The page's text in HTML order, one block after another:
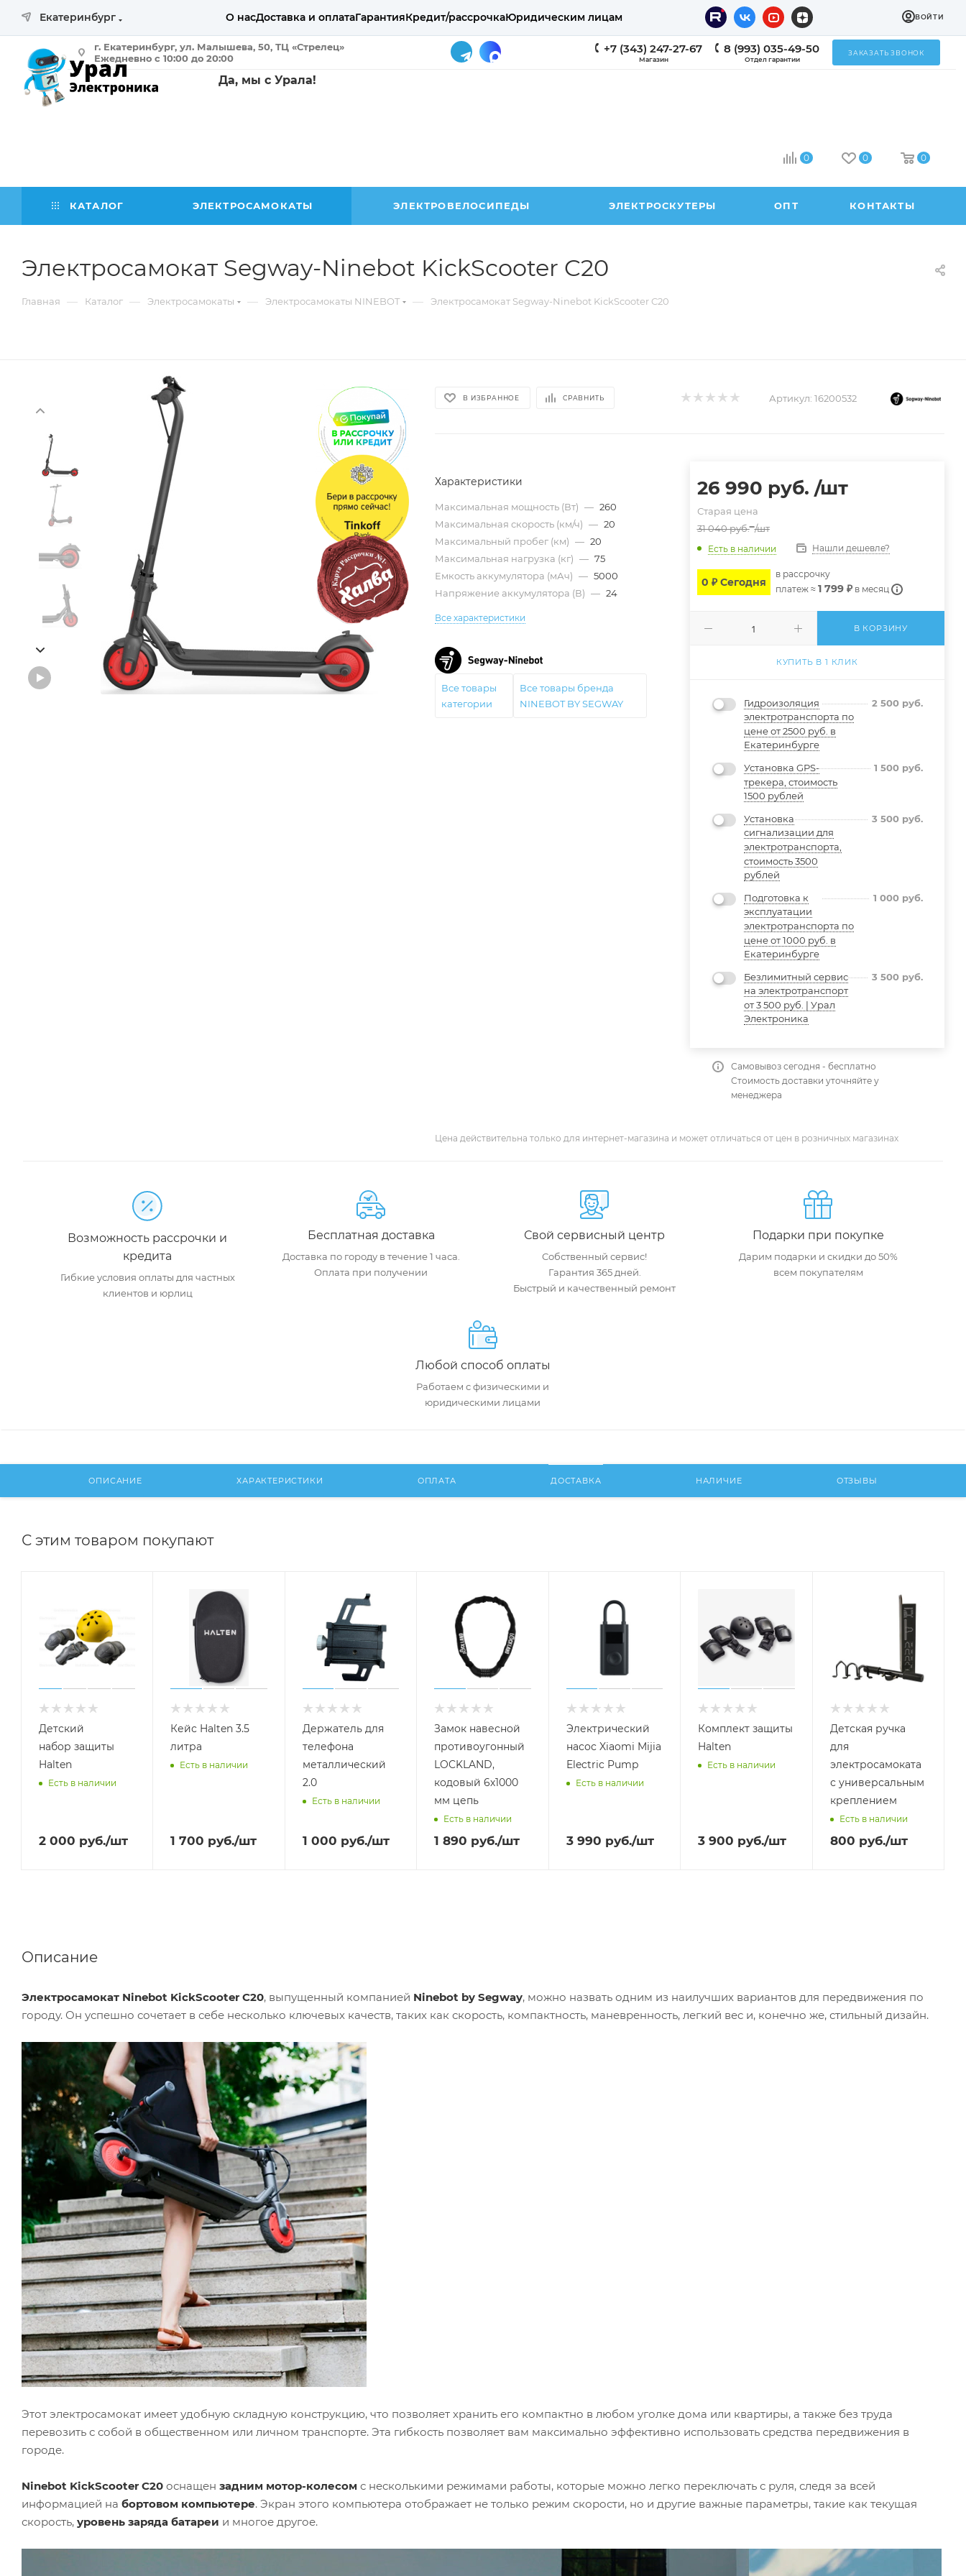
Екатеринбург О насДоставка и оплатаГарантияКредит/рассрочкаЮридическим лицам ВОЙТИ
г. Екатеринбург, ул. Малышева, 50, ТЦ «Стрелец»
Ежедневно с 10:00 до 20:00
+7 (343) 247-27-67
Магазин
8 (993) 035-49-50
Отдел гарантии
ЗАКАЗАТЬ ЗВОНОК
Да, мы с Урала!
0 0 0
КАТАЛОГ ЭЛЕКТРОСАМОКАТЫ ЭЛЕКТРОВЕЛОСИПЕДЫ ЭЛЕКТРОСКУТЕРЫ ОПТ КОНТАКТЫ
Электросамокат Segway-Ninebot KickScooter C20
Главная — Каталог — Электросамокаты — Электросамокаты NINEBOT — Электросамокат Segway-Ninebot KickScooter C20
В ИЗБРАННОЕ СРАВНИТЬ Артикул: 16200532
Характеристики
Максимальная мощность (Вт) — 260
Максимальная скорость (км/ч) — 20
Максимальный пробег (км) — 20
Максимальная нагрузка (кг) — 75
Емкость аккумулятора (мАч) — 5000
Напряжение аккумулятора (В) — 24
Все характеристики
Все товары
категории
Все товары бренда
NINEBOT BY SEGWAY
26 990 руб. /шт
Старая цена
31 040руб. /шт
Есть в наличии Нашли дешевле?
0 ₽ Сегодня
в расcрочку
платеж ≈ 1 799 ₽в месяц
В КОРЗИНУ
КУПИТЬ В 1 КЛИК
Гидроизоляция
электротранспорта по
цене от 2500 руб. в
Екатеринбурге
2 500руб.
Установка GPS-
трекера, стоимость
1500 рублей
1 500руб.
Установка
сигнализации для
электротранспорта,
стоимость 3500
рублей
3 500руб.
Подготовка к
эксплуатации
электротранспорта по
цене от 1000 руб. в
Екатеринбурге
1 000руб.
Безлимитный сервис
на электротранспорт
от 3 500 руб. | Урал
Электроника
3 500руб.
Самовывоз сегодня - бесплатно
Стоимость доставки уточняйте у
менеджера
Цена действительна только для интернет-магазина и может отличаться от цен в розничных магазинах
Возможность рассрочки и
кредита
Гибкие условия оплаты для частных
клиентов и юрлиц
Бесплатная доставка
Доставка по городу в течение 1 часа.
Оплата при получении
Свой сервисный центр
Собственный сервис!
Гарантия 365 дней.
Быстрый и качественный ремонт
Подарки при покупке
Дарим подарки и скидки до 50%
всем покупателям
Любой способ оплаты
Работаем с физическими и
юридическими лицами
ОПИСАНИЕ ХАРАКТЕРИСТИКИ ОПЛАТА ДОСТАВКА НАЛИЧИЕ ОТЗЫВЫ
С этим товаром покупают
Детский
набор защиты
Halten
Есть в наличии
2 000 руб./шт
Кейс Halten 3.5
литра
Есть в наличии
1 700 руб./шт
Держатель для
телефона
металлический
2.0
Есть в наличии
1 000 руб./шт
Замок навесной
противоугонный
LOCKLAND,
кодовый 6х1000
мм цепь
Есть в наличии
1 890 руб./шт
Электрический
насос Xiaomi Mijia
Electric Pump
Есть в наличии
3 990 руб./шт
Комплект защиты
Halten
Есть в наличии
3 900 руб./шт
Детская ручка
для
электросамоката
с универсальным
креплением
Есть в наличии
800 руб./шт
Описание
Электросамокат Ninebot KickScooter C20, выпущенный компанией Ninebot by Segway, можно назвать одним из наилучших вариантов для передвижения по
городу. Он успешно сочетает в себе несколько ключевых качеств, таких как скорость, компактность, маневренность, легкий вес и, конечно же, стильный дизайн.
Этот электросамокат имеет удобную складную конструкцию, что позволяет хранить его компактно в любом уголке дома или квартиры, а также без труда
перевозить с собой в общественном или личном транспорте. Эта гибкость позволяет вам максимально эффективно использовать средства передвижения в
городе.
Ninebot KickScooter C20 оснащен задним мотор-колесом с несколькими режимами работы, которые можно легко переключать с руля, следя за всей
информацией на бортовом компьютере. Экран этого компьютера отображает не только режим скорости, но и другие важные параметры, такие как текущая
скорость, уровень заряда батареи и многое другое.